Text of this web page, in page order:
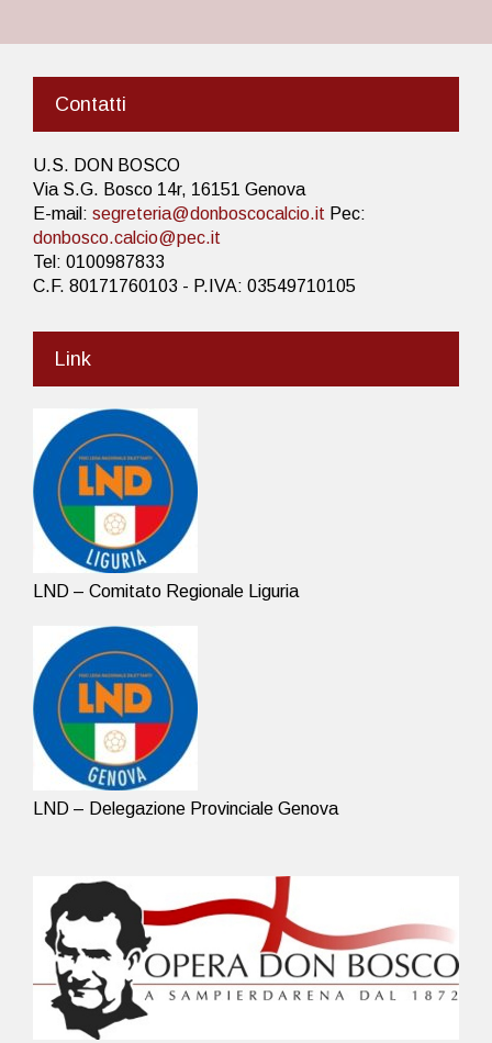
Contatti
U.S. DON BOSCO
Via S.G. Bosco 14r, 16151 Genova
E-mail: segreteria@donboscocalcio.it Pec:
donbosco.calcio@pec.it
Tel: 0100987833
C.F. 80171760103 - P.IVA: 03549710105
Link
LND – Comitato Regionale Liguria
LND – Delegazione Provinciale Genova